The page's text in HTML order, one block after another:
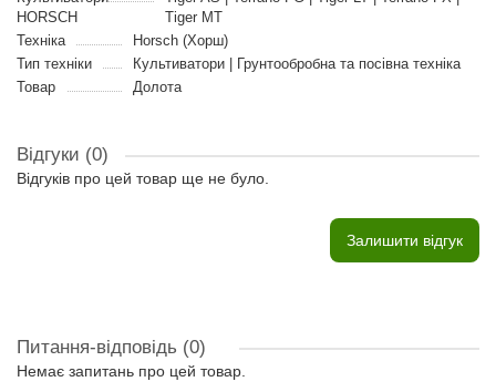
HORSCH
Tiger MT
Техніка
Horsch (Хорш)
Тип техніки
Культиватори | Грунтообробна та посівна техніка
Товар
Долота
Відгуки (0)
Відгуків про цей товар ще не було.
Залишити відгук
Питання-відповідь (0)
Немає запитань про цей товар.